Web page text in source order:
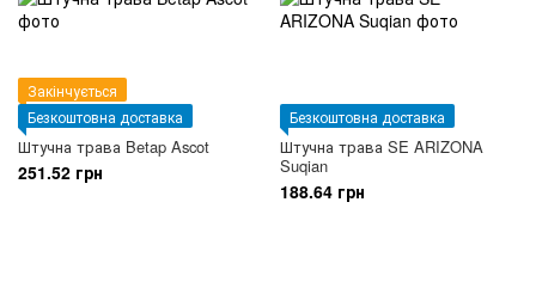
Закінчується
Безкоштовна доставка
Штучна трава Betap Ascot
251.52 грн
Безкоштовна доставка
Штучна трава SE ARIZONA
Suqian
188.64 грн